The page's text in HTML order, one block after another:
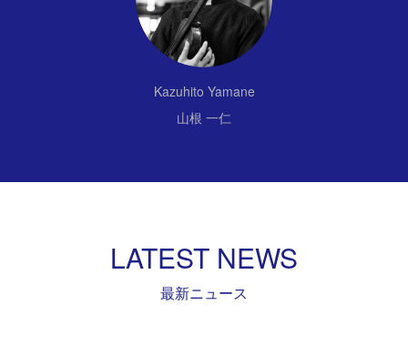
Kazuhito Yamane
山根 一仁
LATEST NEWS
最新ニュース